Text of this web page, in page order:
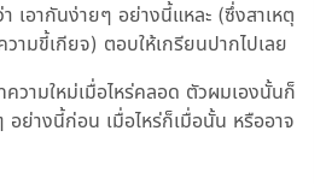
เอากันง่ายๆ อย่างนี้แหละ (ซึ่งสาเหตุ
ามขี้เกียจ) ตอบให้เกรียนปากไปเลย
วามใหม่เมื่อไหร่คลอด ตัวผมเองนั้นก็
อย่างนี้ก่อน เมื่อไหร่ก็เมื่อนั้น หรืออาจ